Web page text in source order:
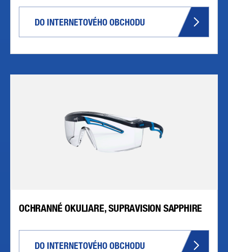
DO INTERNETOVÉHO OBCHODU
OCHRANNÉ OKULIARE, SUPRAVISION SAPPHIRE
DO INTERNETOVÉHO OBCHODU